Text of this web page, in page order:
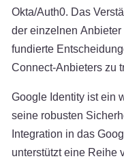
Okta/Auth0. Das
der einzelnen
fundierte
Connect-Anbieters zu
Google Identity ist ein
seine robusten
Integration in das
unterstützt eine Reihe